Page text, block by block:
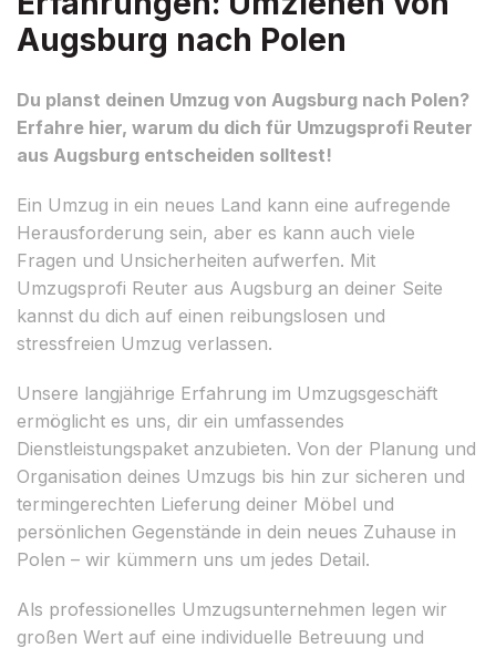
Augsburg nach Polen
Du planst deinen Umzug von Augsburg nach Polen?
Erfahre hier, warum du dich für Umzugsprofi Reuter
aus Augsburg entscheiden solltest!
Ein Umzug in ein neues Land kann eine aufregende
Herausforderung sein, aber es kann auch viele
Fragen und Unsicherheiten aufwerfen. Mit
Umzugsprofi Reuter aus Augsburg an deiner Seite
kannst du dich auf einen reibungslosen und
stressfreien Umzug verlassen.
Unsere langjährige Erfahrung im Umzugsgeschäft
ermöglicht es uns, dir ein umfassendes
Dienstleistungspaket anzubieten. Von der Planung und
Organisation deines Umzugs bis hin zur sicheren und
termingerechten Lieferung deiner Möbel und
persönlichen Gegenstände in dein neues Zuhause in
Polen – wir kümmern uns um jedes Detail.
Als professionelles Umzugsunternehmen legen wir
großen Wert auf eine individuelle Betreuung und